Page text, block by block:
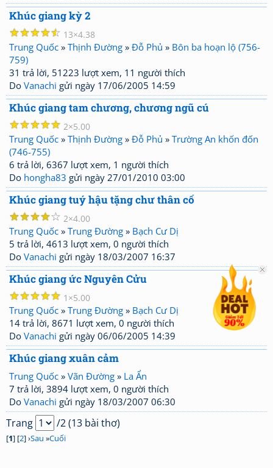
Khúc giang kỳ 2
☆
☆
☆
☆
☆ 13 4.38
Trung Quốc » Thịnh Đường » Đỗ Phủ » Bôn ba hoạn lộ (756-
759)
31 trả lời, 51223 lượt xem, 11 người thích
Do Vanachi gửi ngày 17/06/2005 14:59
Khúc giang tam chương, chương ngũ cú
☆
☆
☆
☆
☆ 2 5.00
Trung Quốc » Thịnh Đường » Đỗ Phủ » Trường An khốn đốn
(746-755)
6 trả lời, 6367 lượt xem, 1 người thích
Do hongha83 gửi ngày 27/01/2010 03:00
Khúc giang tuý hậu tặng chư thân cố
☆
☆
☆
☆
☆ 2 4.00
Trung Quốc » Trung Đường » Bạch Cư Dị
5 trả lời, 4613 lượt xem, 0 người thích
Do Vanachi gửi ngày 18/03/2007 16:37
Khúc giang ức Nguyên Cửu
☆
☆
☆
☆
☆ 1 5.00
Trung Quốc » Trung Đường » Bạch Cư Dị
14 trả lời, 8671 lượt xem, 0 người thích
Do Vanachi gửi ngày 06/06/2005 14:39
Khúc giang xuân cảm
Trung Quốc » Vãn Đường » La Ẩn
7 trả lời, 3894 lượt xem, 0 người thích
Do Vanachi gửi ngày 18/03/2007 06:30
Trang /2 (13 bài thơ)
[1] [2] ›Sau »Cuối